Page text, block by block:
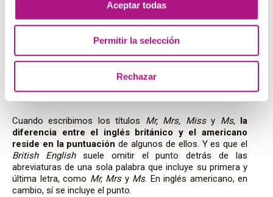
Aceptar todas
Permitir la selección
Rechazar
Mx. Thompson is applying for a job in this company.
Mx. Thompson está solicitando un trabajo en esta
Diferencias entre inglés
británico y americano
Cuando escribimos los títulos Mr, Mrs, Missy Ms,
la
diferencia entre el inglés británico y el americano
reside en la puntuación de algunos de ellos. Y es que el
British Englishsuele omitir el punto detrás de las
abreviaturas de una sola palabra que incluye su primera y
última letra, como Mr, Mrsy Ms. En inglés americano, en
cambio, sí se incluye el punto.